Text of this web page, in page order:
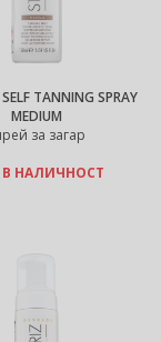
TANNING SPRAY
MEDIUM
за загар
В НАЛИЧНОСТ